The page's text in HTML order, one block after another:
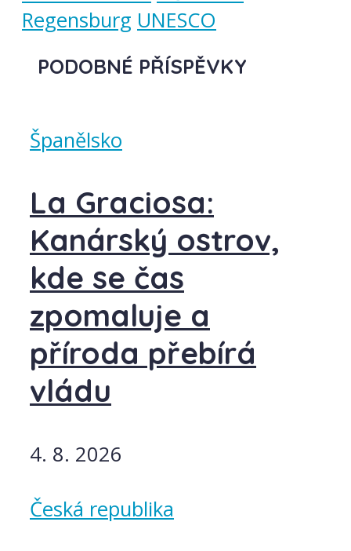
Regensburg UNESCO
PODOBNÉ PŘÍSPĚVKY
Španělsko
La Graciosa:
Kanárský ostrov,
kde se čas
zpomaluje a
příroda přebírá
vládu
4. 8. 2026
Česká republika